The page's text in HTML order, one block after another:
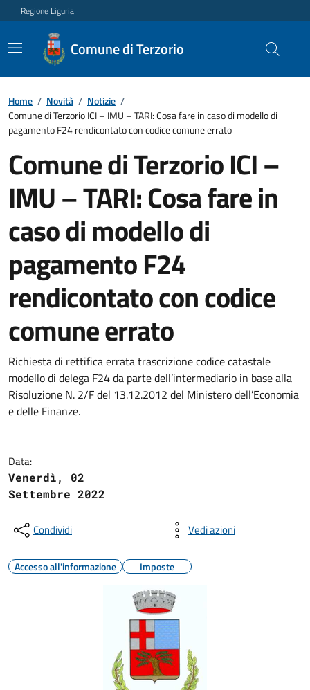
Regione Liguria
Comune di Terzorio
Home / Novità / Notizie /
Comune di Terzorio ICI – IMU – TARI: Cosa fare in caso di modello di
pagamento F24 rendicontato con codice comune errato
Comune di Terzorio ICI –
IMU – TARI: Cosa fare in
caso di modello di
pagamento F24
rendicontato con codice
comune errato
Richiesta di rettifica errata trascrizione codice catastale
modello di delega F24 da parte dell’intermediario in base alla
Risoluzione N. 2/F del 13.12.2012 del Ministero dell’Economia
e delle Finanze.
Data:
Venerdì, 02
Settembre 2022
Condividi Vedi azioni
Accesso all'informazione Imposte